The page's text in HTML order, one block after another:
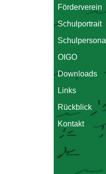
Förderverein
Schulportrait
Schulpersonal
OIGO
Downloads
Links
Rückblick
Kontakt